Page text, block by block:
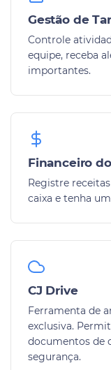
Gestão de
Controle
equipe, receba
importantes.
Financeiro
Registre
caixa e tenha
CJ Drive
Ferramenta de
exclusiva.
documentos de
segurança.